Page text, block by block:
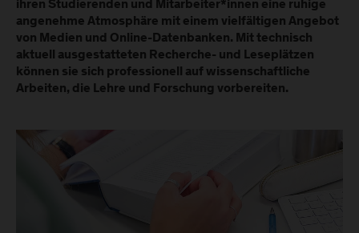
ihren Studierenden und Mitarbeiter*innen eine ruhige
angenehme Atmosphäre mit einem vielfältigen Angebot
von Medien und Online-Datenbanken. Mit technisch
aktuell ausgestatteten Recherche- und Leseplätzen
können sie sich professionell auf wissenschaftliche
Arbeiten, die Lehre und Forschung vorbereiten.